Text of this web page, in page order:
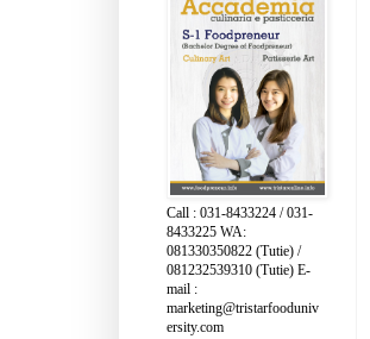
Call : 031-8433224 / 031-
8433225 WA:
081330350822 (Tutie) /
081232539310 (Tutie) E-
mail :
marketing@tristarfooduniv
ersity.com